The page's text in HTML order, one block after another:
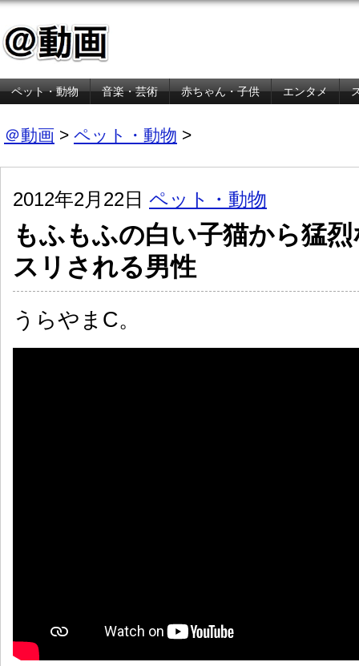
ペット・動物 音楽・芸術 赤ちゃん・子供 エンタメ
＠動画 > ペット・動物 >
2012年2月22日 ペット・動物
もふもふの白い子猫から猛
スリされる男性
うらやまC。